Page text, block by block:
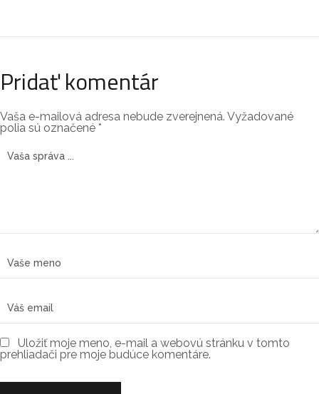
Pridať komentár
Vaša e-mailová adresa nebude zverejnená. Vyžadované
polia sú označené *
Uložiť moje meno, e-mail a webovú stránku v tomto
prehliadači pre moje budúce komentáre.